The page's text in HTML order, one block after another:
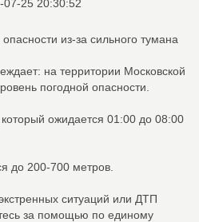
07-25 20:30:52
из-за сильного тумана
на территории Московской
погодной опасности.
ожидается 01:00 до 08:00
до 200-700 метров.
ситуаций или ДТП
за помощью по единому